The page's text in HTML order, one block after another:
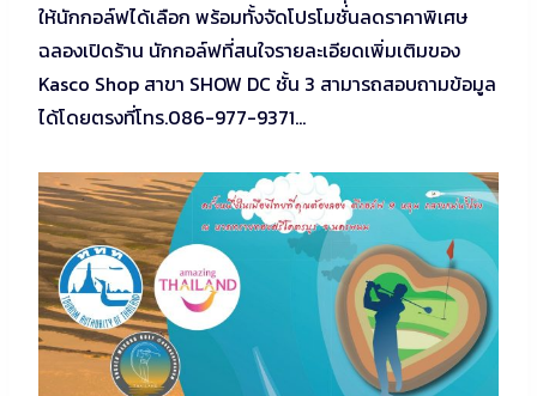
ให้นักกอล์ฟได้เลือก พร้อมทั้งจัดโปรโมชั่่นลดราคาพิเศษ
ฉลองเปิดร้าน นักกอล์ฟที่สนใจรายละเอียดเพิ่มเติมของ
Kasco Shop สาขา SHOW DC ชั้น 3 สามารถสอบถามข้อมูล
ได้โดยตรงที่โทร.086-977-9371…